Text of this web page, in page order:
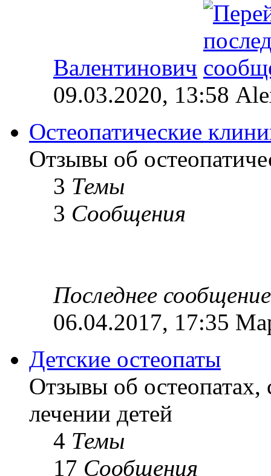
Валентинович
09.03.2020, 13:58
Остеопатические
Отзывы об
3 Темы
3 Сообщения
Последнее сообщение
06.04.2017, 17:35
Детские остеопаты
Отзывы об
лечении детей
4 Темы
17 Сообщения